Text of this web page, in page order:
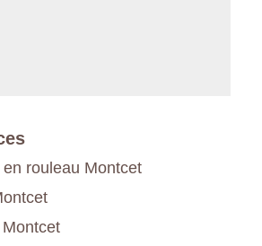
rouleau Montcet